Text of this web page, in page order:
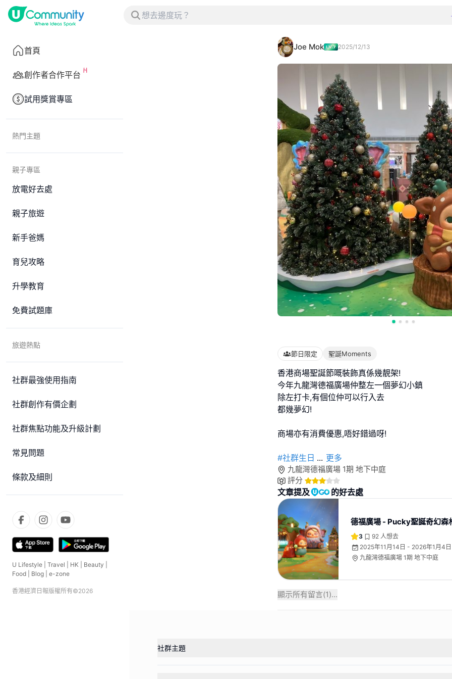
首頁
創作者合作平台
試用獎賞專區
熱門主題
親子專區
放電好去處
親子旅遊
新手爸媽
育兒攻略
升學教育
免費試題庫
旅遊熱點
社群最強使用指南
社群創作有價企劃
社群焦點功能及升級計劃
常見問題
條款及細則
U Lifestyle Travel HK Beauty
Food
Blog e-zone
香港經濟日報版權所有©2026
Joe Mok 2025/12/13
節日限定 聖誕Moments
香港商場聖誕節嘅裝飾真係幾靚架!
今年九龍灣德福廣場仲整左一個夢幻小鎮
除左打卡,有個位仲可以行入去
都幾夢幻!
商場亦有消費優惠,唔好錯過呀!
#社群生日 ... 更多
九龍灣德福廣場 1期 地下中庭
評分
文章提及 的好去處
德福廣場 - Pucky聖誕奇幻森
3 92 人想去
2025年11月14日 - 2026年1月4日
九龍灣德福廣場 1期 地下中庭
顯示所有留言(1)...
社群主題